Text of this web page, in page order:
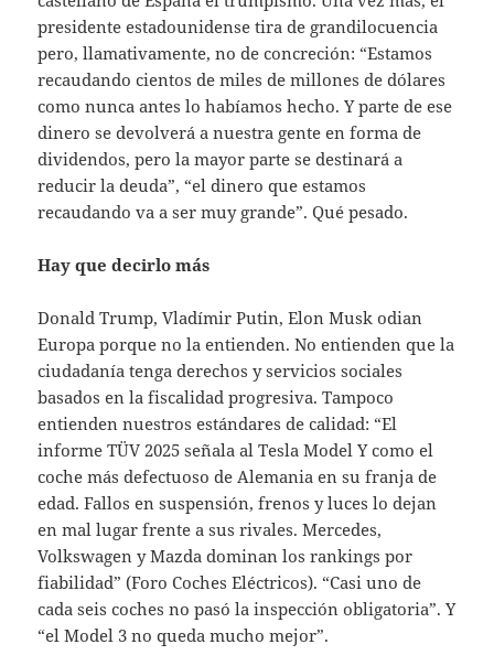
presidente estadounidense tira de grandilocuencia
pero, llamativamente, no de concreción: “Estamos
recaudando cientos de miles de millones de dólares
como nunca antes lo habíamos hecho. Y parte de ese
dinero se devolverá a nuestra gente en forma de
dividendos, pero la mayor parte se destinará a
reducir la deuda”, “el dinero que estamos
recaudando va a ser muy grande”. Qué pesado.
Hay que decirlo más
Donald Trump, Vladímir Putin, Elon Musk odian
Europa porque no la entienden. No entienden que la
ciudadanía tenga derechos y servicios sociales
basados en la fiscalidad progresiva. Tampoco
entienden nuestros estándares de calidad: “El
informe TÜV 2025 señala al Tesla Model Y como el
coche más defectuoso de Alemania en su franja de
edad. Fallos en suspensión, frenos y luces lo dejan
en mal lugar frente a sus rivales. Mercedes,
Volkswagen y Mazda dominan los rankings por
fiabilidad” (Foro Coches Eléctricos). “Casi uno de
cada seis coches no pasó la inspección obligatoria”. Y
“el Model 3 no queda mucho mejor”.